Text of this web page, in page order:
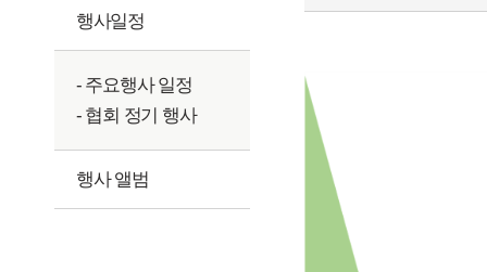
행사일정
- 주요행사 일정
- 협회 정기 행사
행사 앨범